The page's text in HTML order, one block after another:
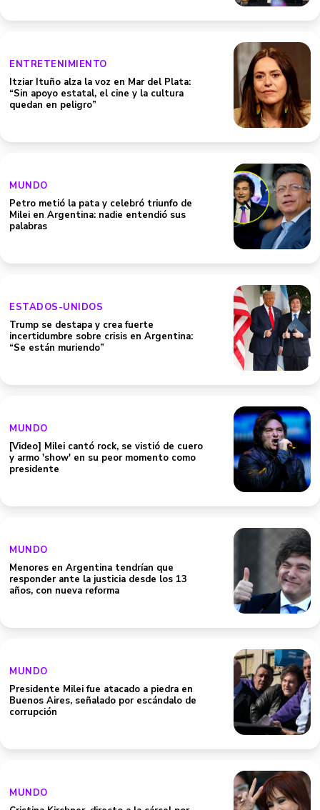
ENTRETENIMIENTO
Itziar Ituño alza la voz en Mar del Plata:
“Sin apoyo estatal, el cine y la cultura
quedan en peligro”
MUNDO
Petro metió la pata y celebró triunfo de
Milei en Argentina: nadie entendió sus
palabras
ESTADOS-UNIDOS
Trump se destapa y crea fuerte
incertidumbre sobre crisis en Argentina:
“Se están muriendo”
MUNDO
[Video] Milei cantó rock, se vistió de cuero
y armo 'show' en su peor momento como
presidente
MUNDO
Menores en Argentina tendrían que
responder ante la justicia desde los 13
años, con nueva reforma
MUNDO
Presidente Milei fue atacado a piedra en
Buenos Aires, señalado por escándalo de
corrupción
MUNDO